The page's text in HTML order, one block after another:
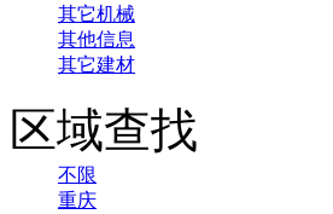
其它机械
其他信息
其它建材
区域查找
不限
重庆